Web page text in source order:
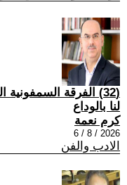
(32) الفرقة
لنا بالوداع
كرم نعمة
2026 / 8 / 6
الادب والفن